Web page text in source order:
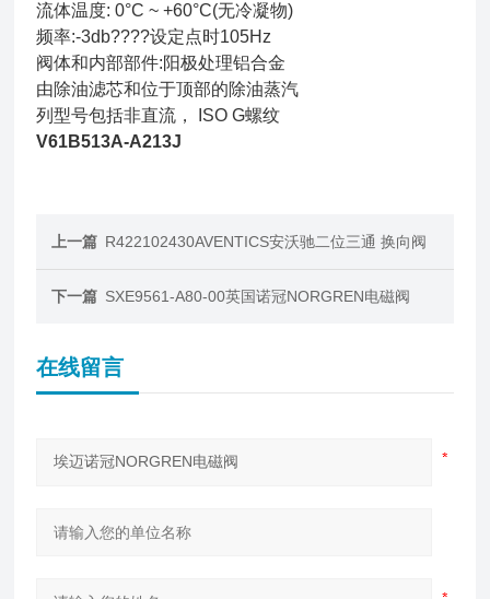
流体温度: 0°C ~ +60°C(无冷凝物)
频率:-3db????设定点时105Hz
阀体和内部部件:阳极处理铝合金
由除油滤芯和位于顶部的除油蒸汽
列型号包括非直流， ISO G螺纹
V61B513A-A213J
上一篇 R422102430AVENTICS安沃驰二位三通 换向阀
下一篇 SXE9561-A80-00英国诺冠NORGREN电磁阀
在线留言